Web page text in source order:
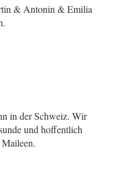
& Antonin & Emilia
in der Schweiz. Wir
und hoffentlich